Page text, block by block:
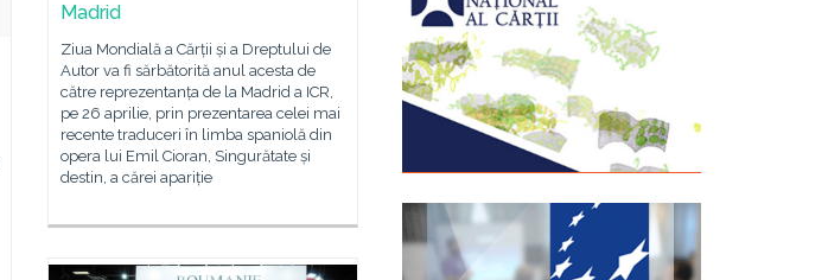
Madrid
Ziua Mondială a Cărții și a Dreptului de
Autor va fi sărbătorită anul acesta de
către reprezentanța de la Madrid a ICR,
pe 26 aprilie, prin prezentarea celei mai
recente traduceri în limba spaniolă din
opera lui Emil Cioran, Singurătate și
destin, a cărei apariție